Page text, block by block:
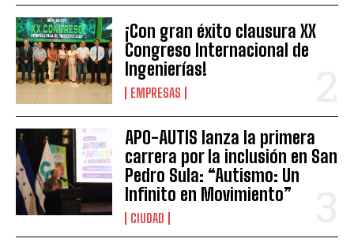
¡Con gran éxito clausura XX
Congreso Internacional de
Ingenierías!
EMPRESAS
APO-AUTIS lanza la primera
carrera por la inclusión en San
Pedro Sula: “Autismo: Un
Infinito en Movimiento”
CIUDAD